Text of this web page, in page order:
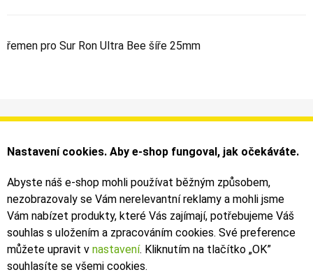
řemen pro Sur Ron Ultra Bee šíře 25mm
Informace
Obchodní podmínky
Můj účet
Faktury
Bezpečné on-line platby dodává ComGate
Nastavení cookies. Aby e-shop fungoval, jak očekáváte.
Abyste náš e-shop mohli používat běžným způsobem,
nezobrazovaly se Vám nerelevantní reklamy a mohli jsme
Vám nabízet produkty, které Vás zajímají, potřebujeme Váš
souhlas s uložením a zpracováním cookies. Své preference
můžete upravit v nastavení. Kliknutím na tlačítko „OK”
souhlasíte se všemi cookies.